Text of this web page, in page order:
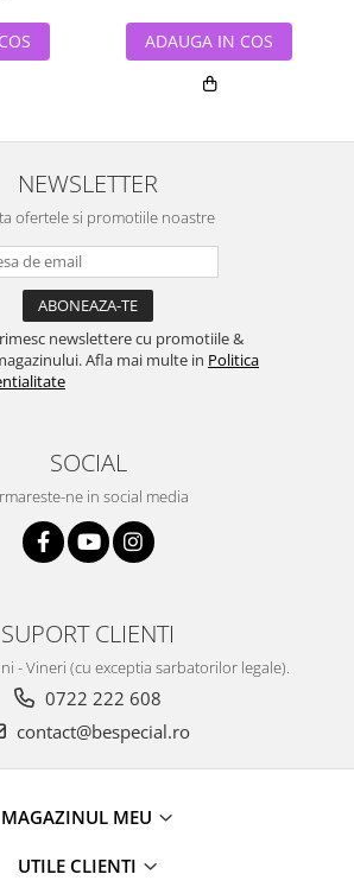
ADAUGA IN COS
NEWSLETTER
ofertele si promotiile noastre
newslettere cu promotiile &
Afla mai multe in Politica
SOCIAL
ne in social media
SUPORT CLIENTI
- Vineri (cu exceptia sarbatorilor legale).
0722 222 608
contact@bespecial.ro
MAGAZINUL MEU
UTILE CLIENTI